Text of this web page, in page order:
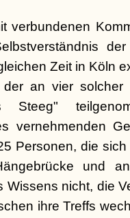
verbundenen
Zeit in Köln
an vier
Steeg"
vernehmenden
Personen, die
und
Wissens nicht, die
ihre Treffs